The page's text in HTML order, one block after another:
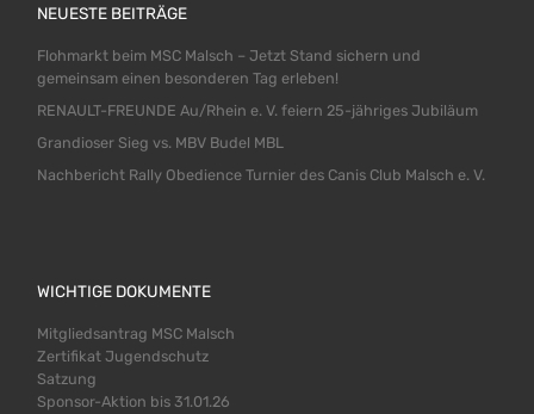
NEUESTE BEITRÄGE
Flohmarkt beim MSC Malsch – Jetzt Stand sichern und
gemeinsam einen besonderen Tag erleben!
RENAULT-FREUNDE Au/Rhein e. V. feiern 25-jähriges Jubiläum
Grandioser Sieg vs. MBV Budel MBL
Nachbericht Rally Obedience Turnier des Canis Club Malsch e. V.
WICHTIGE DOKUMENTE
Mitgliedsantrag MSC Malsch
Zertifikat Jugendschutz
Satzung
Sponsor-Aktion bis 31.01.26